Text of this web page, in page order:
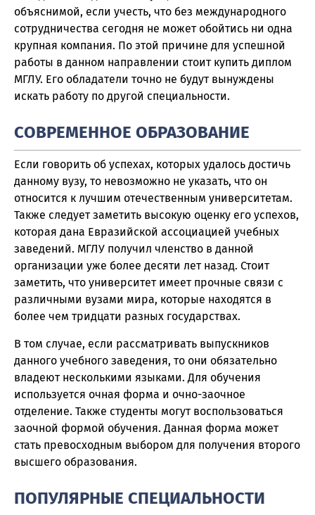
объяснимой, если учесть, что без международного
сотрудничества сегодня не может обойтись ни одна
крупная компания. По этой причине для успешной
работы в данном направлении стоит купить диплом
МГЛУ. Его обладатели точно не будут вынуждены
искать работу по другой специальности.
СОВРЕМЕННОЕ ОБРАЗОВАНИЕ
Если говорить об успехах, которых удалось достичь
данному вузу, то невозможно не указать, что он
относится к лучшим отечественным университетам.
Также следует заметить высокую оценку его успехов,
которая дана Евразийской ассоциацией учебных
заведений. МГЛУ получил членство в данной
организации уже более десяти лет назад. Стоит
заметить, что университет имеет прочные связи с
различными вузами мира, которые находятся в
более чем тридцати разных государствах.
В том случае, если рассматривать выпускников
данного учебного заведения, то они обязательно
владеют несколькими языками. Для обучения
используется очная форма и очно-заочное
отделение. Также студенты могут воспользоваться
заочной формой обучения. Данная форма может
стать превосходным выбором для получения второго
высшего образования.
ПОПУЛЯРНЫЕ СПЕЦИАЛЬНОСТИ